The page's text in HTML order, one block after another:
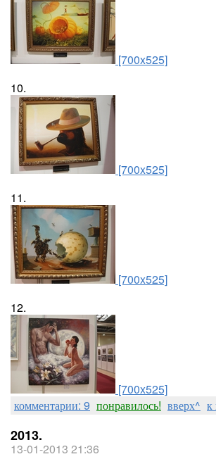
[700x525]
10.
[700x525]
11.
[700x525]
12.
[700x525]
комментарии: 9 понравилось! вверх^ к
2013.
13-01-2013 21:36